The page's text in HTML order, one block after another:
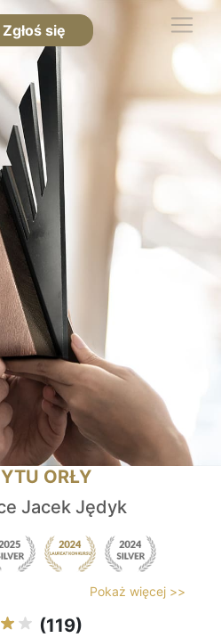
Zgłoś się
ORŁY
Jacek Jędyk
Pokaż więcej >>
(119)